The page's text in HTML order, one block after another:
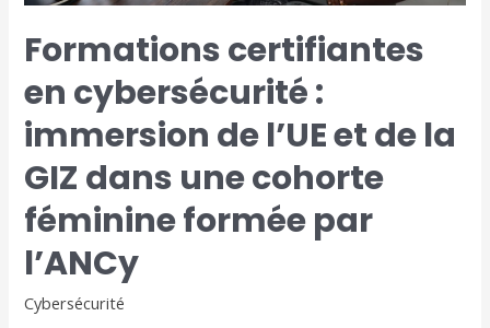
Formations certifiantes
en cybersécurité :
immersion de l’UE et de la
GIZ dans une cohorte
féminine formée par
l’ANCy
Cybersécurité
une
féminine
formée
par
l’ANCy